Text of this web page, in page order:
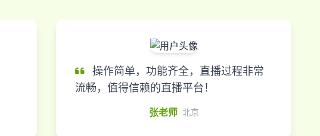
操作简单，功能齐全，直播过程非常
流畅，值得信赖的直播平台！
张老师 北京